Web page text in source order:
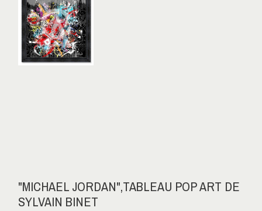
"MICHAEL JORDAN",TABLEAU POP ART DE
SYLVAIN BINET